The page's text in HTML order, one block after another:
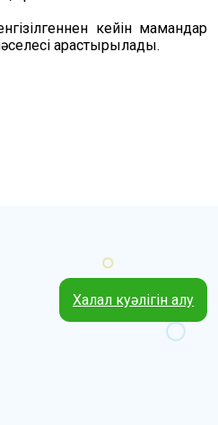
кейін мамандар
қарастырылады.
Халал куәлігін алу